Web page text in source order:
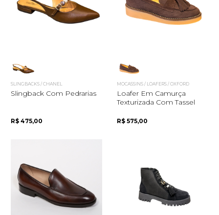
Quero me cadastrar
SLINGBACKS / CHANEL
Slingback Com Pedrarias
R$ 475,00
MOCASSINS / LOAFERS / OXFORD
Loafer Em Camurça
Texturizada Com Tassel
R$ 575,00